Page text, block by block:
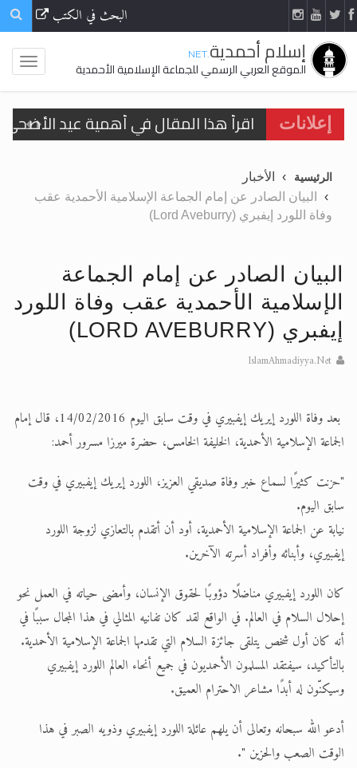
البحث في الكتب
إسلام أحمدية.NET
الموقع العربي الرسمي للجماعة الإسلامية الأحمدية
إعلانات
اقرأ هذا المقال في أهمية عيد
تعميم هامّ لأفراد الجماعة >> المزيد
تعميم هامّ لأفراد الجماعة >> المزيد
اقرأ هذا الكتاب وتعرّف على حقيقة
اقرأ هذا المقال في أهمية عيد
الرئيسية
الأخبار
البيان الصادر عن إمام الجماعة الإسلامية الأحمدية عقب
وفاة اللورد إيفبري (Lord Aveburry)
البيان الصادر عن إمام الجماعة
الإسلامية الأحمدية عقب وفاة اللورد
إيفبري (LORD AVEBURRY)
IslamAhmadiyya.Net
بعد وفاة اللورد إيريك إيفبيري في وقت سابق اليوم 14/02/2016، قال إمام
الجماعة الإسلامية الأحمدية، الخليفة الخامس، حضرة ميرزا مسرور أحمد:
"حزنت كثيرًا لسماع خبر وفاة صديقي العزيز، اللورد إيريك إيفبيري في وقت
سابق اليوم.
نيابة عن الجماعة الإسلامية الأحمدية، أود أن أتقدم بالتعازي لزوجة اللورد
إيفبيري، وأبنائه وأفراد أسرته الآخرين.
كان اللورد إيفبيري مناضلًا دؤوبًا لحقوق الإنسان، وأمضى حياته في العمل نحو
إحلال السلام في العالم. في الواقع لقد كان تفانيه المثالي في هذا المجال سببًا في
أنه كان أول شخص يتلقى جائزة السلام التي تقدمها الجماعة الإسلامية الأحمدية.
بالتأكيد، سيفتقد المسلمون الأحمديون في جميع أنحاء العالم اللورد إيفبيري
وسيكنّون له أبدًا مشاعر الاحترام العميق.
أدعو الله سبحانه وتعالى أن يلهم عائلة اللورد إيفبيري وذويه الصبر في هذا
الوقت الصعب والحزين ".